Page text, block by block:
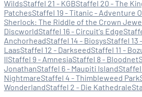
WildsStaffel 21 - KGBStaffel 20 - The
PatchesStaffel 19 - Titanic - Adventure
Sherlock: The Riddle of the Crown
DiscworldStaffel 16 - Circuit's Edge
AnchorheadStaffel 14 - BiosysStaffel 13
LaasStaffel 12 - DarkseedStaffel 11 -
IIStaffel 9 - AmnesiaStaffel 8 - Bloodnet
JonathanStaffel 6 - Maupiti IslandStaffel
NightmareStaffel 4 - Thimbleweed Park
WonderlandStaffel 2 - Die Kathedrale